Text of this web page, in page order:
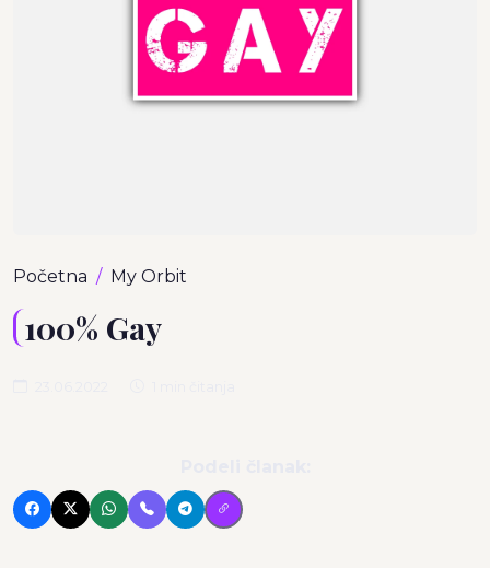
Početna My Orbit
100% Gay